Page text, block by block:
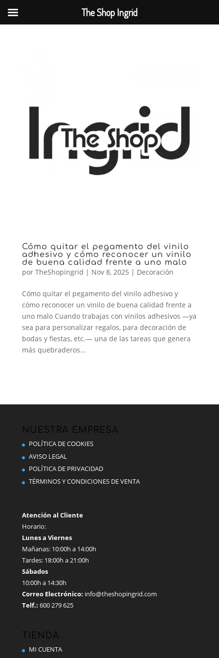
Cómo quitar el pegamento del vinilo
adhesivo y cómo reconocer un vinilo
de buena calidad frente a uno malo
por TheShopingrid | Nov 8, 2025 | Decoración
Cómo quitar el pegamento del vinilo adhesivo y
cómo reconocer un vinilo de buena calidad frente a
uno malo Cuando trabajas con vinilos adhesivos —ya
sea para personalizar regalos, para decoración de
bodas y fiestas, etc.— una de las tareas que genera
más quebraderos...
NUESTRA EMPRESA
POLÍTICA DE COOKIES
AVISO LEGAL
POLÍTICA DE PRIVACIDAD
TÉRMINOS Y CONDICIONES DE VENTA
Atención al Cliente
Horario:
Lunes a Viernes
Mañanas: 10:00h a 14:00h
Tardes: 18:00h a 21:00h
Sábados
10:00h a 14:30h
Correo Electrónico: info@theshopingrid.com
Telf.: 600 279 625
TIENDA
MI CUENTA
The Shop Ingrid